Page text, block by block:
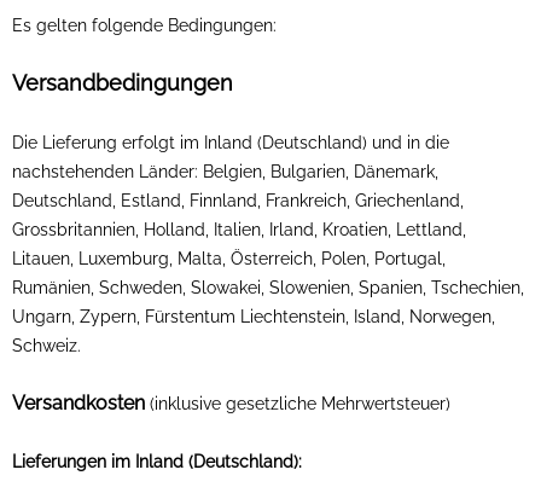
Es gelten folgende Bedingungen:
Versandbedingungen
Die Lieferung erfolgt im Inland (Deutschland) und in die
nachstehenden Länder: Belgien, Bulgarien, Dänemark,
Deutschland, Estland, Finnland, Frankreich, Griechenland,
Grossbritannien, Holland, Italien, Irland, Kroatien, Lettland,
Litauen, Luxemburg, Malta, Österreich, Polen, Portugal,
Rumänien, Schweden, Slowakei, Slowenien, Spanien, Tschechien,
Ungarn, Zypern, Fürstentum Liechtenstein, Island, Norwegen,
Schweiz.
Versandkosten (inklusive gesetzliche Mehrwertsteuer)
Lieferungen im Inland (Deutschland):